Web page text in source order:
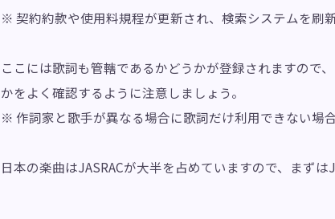
※ 契約約款や使用料規程が更新され、検索システムを刷
ここには歌詞も管轄であるかどうかが登録されますので
かをよく確認するように注意しましょう。
※ 作詞家と歌手が異なる場合に歌詞だけ利用できない場
日本の楽曲はJASRACが大半を占めていますので、まず